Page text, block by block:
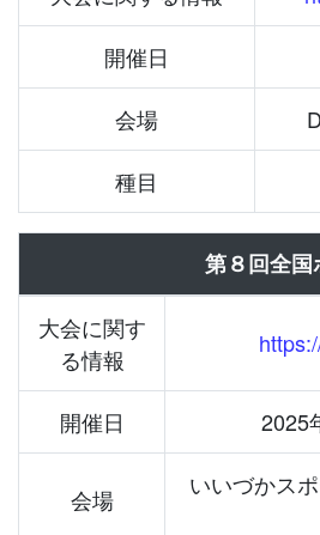
開催日
会場
種目
第８回全
大会に関す
る情報
開催日 2025
会場
いいづかス